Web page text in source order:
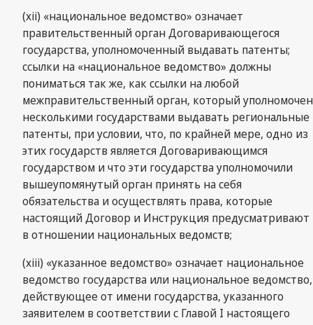
(xii) «национальное ведомство» означает
правительственный орган Договаривающегося
государства, уполномоченный выдавать патенты;
ссылки на «национальное ведомство» должны
пониматься так же, как ссылки на любой
межправительственный орган, который уполномочен
несколькими государствами выдавать региональные
патенты, при условии, что, по крайней мере, одно из
этих государств является Договаривающимся
государством и что эти государства уполномочили
вышеупомянутый орган принять на себя
обязательства и осуществлять права, которые
настоящий Договор и Инструкция предусматривают
в отношении национальных ведомств;
(xiii) «указанное ведомство» означает национальное
ведомство государства или национальное ведомство,
действующее от имени государства, указанного
заявителем в соответствии с Главой I настоящего